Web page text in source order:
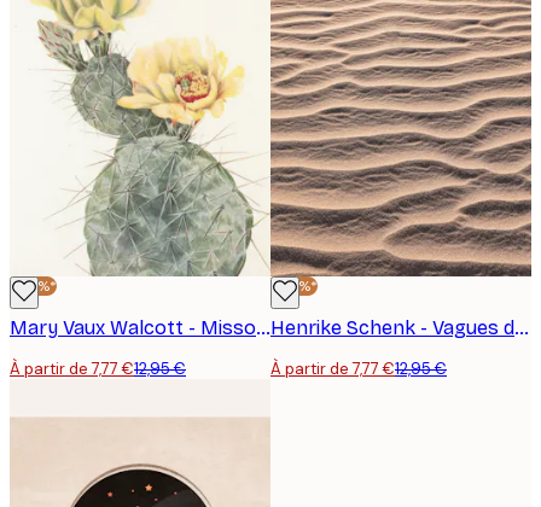
-40%*
Mary Vaux Walcott - Missouri Prickly Pear Tiré de North American Wildflowers (1925) par Mary Vaux Walcott. Poster
À partir de 7,77 €12,95 €
-40%*
Henrike Schenk - Vagues de sable doré Poster
À partir de 7,77 €12,95 €